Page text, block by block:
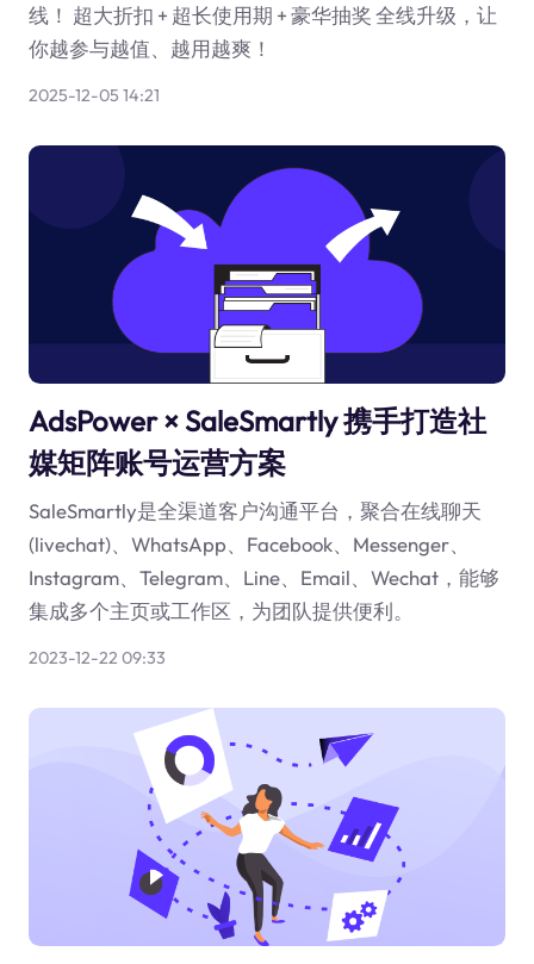
线！ 超大折扣 + 超长使用期 + 豪华抽奖 全线升级，让
你越参与越值、越用越爽！
2025-12-05 14:21
AdsPower × SaleSmartly 携手打造社
媒矩阵账号运营方案
SaleSmartly是全渠道客户沟通平台，聚合在线聊天
(livechat)、WhatsApp、Facebook、Messenger、
Instagram、Telegram、Line、Email、Wechat，能够
集成多个主页或工作区，为团队提供便利。
2023-12-22 09:33